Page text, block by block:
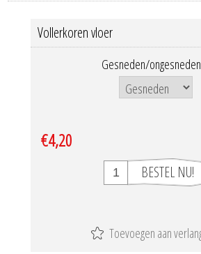
Vollerkoren vloer
Gesneden/ongesneden
€4,20